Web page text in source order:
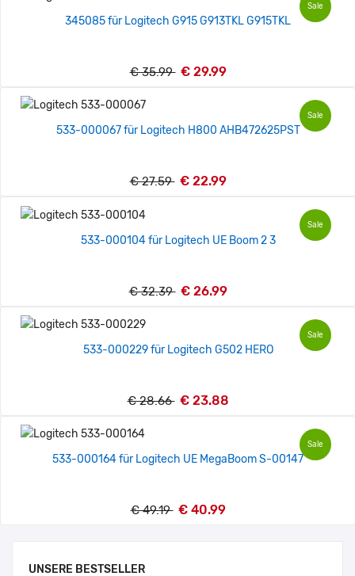
UNSERE BESTSELLER
Sale
345085 für Logitech G915 G913TKL G915TKL
€ 35.99 € 29.99
Sale
533-000067 für Logitech H800 AHB472625PST
€ 27.59 € 22.99
Sale
533-000104 für Logitech UE Boom 2 3
€ 32.39 € 26.99
Sale
533-000229 für Logitech G502 HERO
€ 28.66 € 23.88
Sale
533-000164 für Logitech UE MegaBoom S-00147
€ 49.19 € 40.99